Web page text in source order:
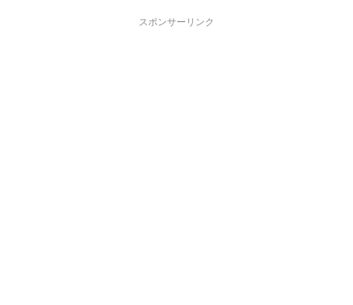
スポンサーリンク